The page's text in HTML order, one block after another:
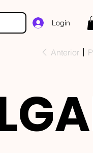
Login
Anterior